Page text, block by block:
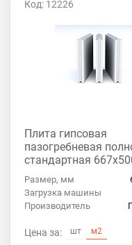
Код: 12226
Плита гипсовая
пазогребневая
стандартная
Гипсобетон
Размер, мм
Загрузка машины
Производитель
Цена за: шт м2